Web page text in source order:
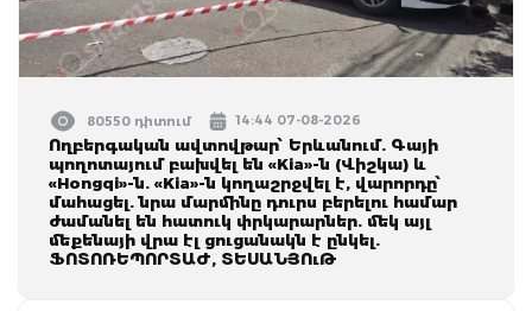
80550 դիտում 14:44 07-08-2026
Ողբերգական ավտովթար՝ Երևանում. Գայի
պողոտայում բախվել են «Kia»-ն (Վիշկա) և
«Hongqi»-ն. «Kia»-ն կողաշրջվել է, վարորդը՝
մահացել. նրա մարմինը դուրս բերելու համար
ժամանել են հատուկ փրկարարներ. մեկ այլ
մեքենայի վրա էլ ցուցանակն է ընկել.
ՖՈՏՈՌԵՊՈՐՏԱԺ, ՏԵՍԱՆՅՈւԹ